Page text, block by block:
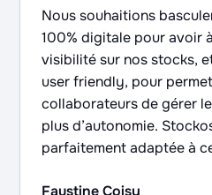
Nous souhaitions
100% digitale pour avoir
visibilité sur nos stocks,
user friendly, pour
collaborateurs de gérer
plus d’autonomie.
parfaitement adaptée à
Faustine Coisy